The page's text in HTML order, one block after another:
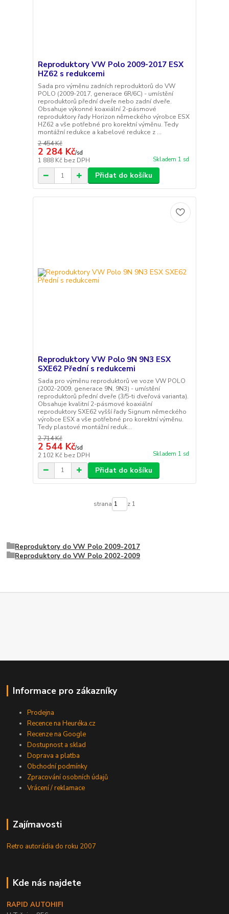
Reproduktory VW Polo 2009-2017 ESX
HZ62 s redukcemi
Sada pro výměnu zadních reproduktorů do VW
POLO (2009-2017, generace 6R/6C) - umístění
reproduktorů přední dveře nebo zadní dveře.
Obsahuje výkonné koaxiální 2-pásmové
reproduktory řady Horizon německého výrobce ESX
HZ62 a vše potřebné pro korektní výměnu. Tedy
montážní redukce a kabelové redukce z ...
2 454 Kč
2 284 Kč/sd
1 888 Kč bez DPH Skladem 1 sd
Přidat do košíku
Reproduktory VW Polo 9N 9N3 ESX
SXE62 Přední s redukcemi
Sada pro výměnu reproduktorů ve voze VW POLO
(2002-2009, generace 9N, 9N3) - umístění
reproduktorů přední dveře (3/5-ti dveřová varianta).
Obsahuje kvalitní 2-pásmové koaxiální
reproduktory SXE62 vyšší řady Signum německého
výrobce ESX a vše potřebné pro korektní výměnu.
Tedy plastové montážní reduk...
2 714 Kč
2 544 Kč/sd
2 102 Kč bez DPH Skladem 1 sd
Přidat do košíku
strana z 1
Reproduktory do VW Polo 2009-2017
Reproduktory do VW Polo 2002-2009
Informace pro zákazníky
Prodejna
Recence na Heuréka.cz
Recenze na Google
Dostupnost a sklad
Doprava a platba
Obchodní podmínky
Zpracování osobních údajů
Vrácení / reklamace
Zajímavosti
Retro autorádia do roku 2007
Kde nás najdete
RAPID AUTOHIFI